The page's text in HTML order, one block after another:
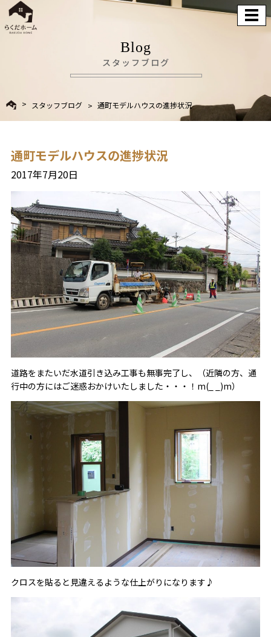
Blog
スタッフブログ
スタッフブログ 通町モデルハウスの進捗状況
通町モデルハウスの進捗状況
2017年7月20日
道路をまたいだ水道引き込み工事も無事完了し、（近隣の方、通
行中の方にはご迷惑おかけいたしました・・・！m(_ _)m）
クロスを貼ると見違えるような仕上がりになります♪